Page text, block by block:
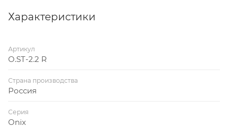
Характеристики
Артикул
O.ST-2.2 R
Страна производства
Россия
Серия
Onix